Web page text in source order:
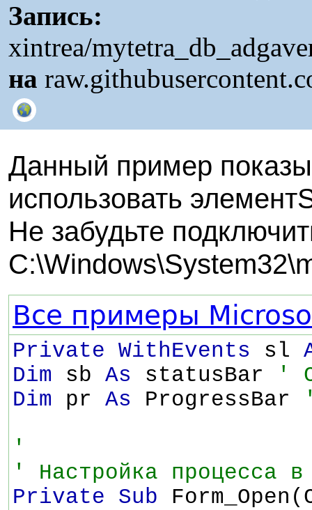
Запись:
xintrea/
на
Данный пример
использовать
Не забудьте
Все примеры
Private WithEvents sl
Dim sb As statusBar
'
Dim pr As ProgressBar
'
' Настройка процесса в
Private Sub